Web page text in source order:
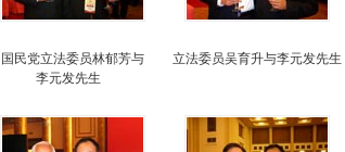
国民党立法委员林郁芳与
李元发先生
立法委员吴育升与李元发先生